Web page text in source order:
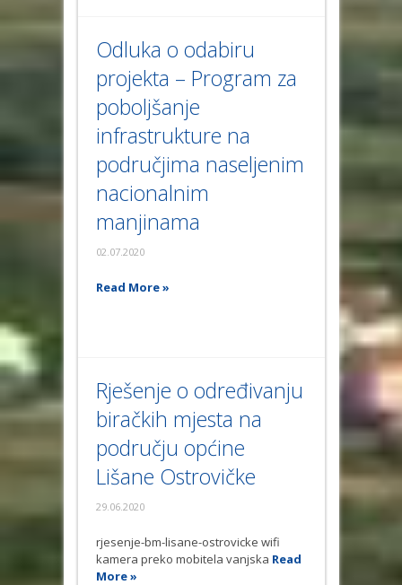
Odluka o odabiru
projekta – Program za
poboljšanje
infrastrukture na
područjima naseljenim
nacionalnim
manjinama
02.07.2020
Read More »
Rješenje o određivanju
biračkih mjesta na
području općine
Lišane Ostrovičke
29.06.2020
rjesenje-bm-lisane-ostrovicke wifi
kamera preko mobitela vanjska Read
More »